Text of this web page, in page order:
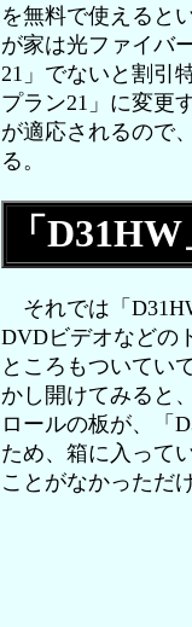
を無料で使えると
が家は光ファイバ
21」でないと割引
プラン21」に変更
が適応されるので
る。
「
それでは「
DVDビデオなどの
ところもついてい
かし開けてみると
ロールの板が、「
ため、箱に入って
ことがなかっただ